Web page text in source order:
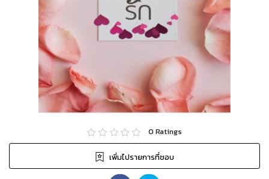
0 Ratings
เพิ่มไปรายการที่ชอบ